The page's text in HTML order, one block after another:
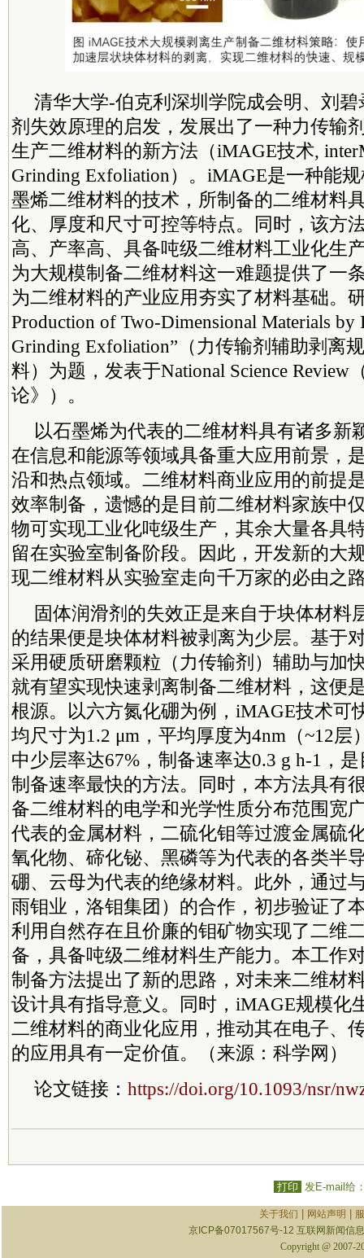
清华大学-伯克利深圳学院成会明、刘
剂失效原理的启发，发展出了一种力传输
生产二维材料的新方法（iMAGE技术,
Grinding Exfoliation）。iMAGE是一种能
墨烯二维材料的技术，所制备的二维材料
化、厚度和尺寸可控等特点。同时，该方
高、产率高、具备吨级二维材料工业化生
为大规模制备二维材料这一难题提供了一
为二维材料的产业应用夯实了材料基础。
Production of Two-Dimensional Materials by
Grinding Exfoliation”（力传输剂辅助剥离
料）为题，发表于National Science Review
论》）。
以石墨烯为代表的二维材料具有诸多新
在信息和能源等领域具备重大应用前景，
沿和热点领域。二维材料商业应用的前提
效率制备，遗憾的是目前二维材料家族中
物可实现工业化吨级生产，其余大量各具
留在实验室制备阶段。因此，开发新的大
现二维材料从实验室走向千万家的必由之
固体润滑剂的失效正是来自于块体材料
的结果便是块体材料被剥离为少层。基于
采用硬质研磨颗粒（力传输剂）辅助与加
就有望实现快速剥离制备二维材料，这便
根源。以六方氮化硼为例，iMAGE技术可
均尺寸为1.2 μm，平均厚度为4nm（~12层
中少层率达67%，制备速率达0.3 g h-1，
制备速率最快的方法。同时，本方法具有
备二维材料的电学和光学性质分布范围宽
代表的金属材料，二硫化钼等过渡金属硫
氧化物、碲化铋、黑磷等为代表的各类半
硼、云母为代表的绝缘材料。此外，通过
雨钼业，洛钼集团）的合作，初步验证了
利用自然存在且价廉的钼矿物实现了二维
备，具备吨级二维材料生产能力。本工作
制备方法提出了新的思路，对未来二维材
设计具有指导意义。同时，iMAGE规模化
二维材料的商业化应用，推动其在电子、
的应用具有一定价值。（来源：科学网）
论文链接： https://doi.org/10.1093/nsr/
打印 发E-mail给
关于我们 网站声明
京ICP备07017567号-12 互联网新闻信
Copyright @ 2007-